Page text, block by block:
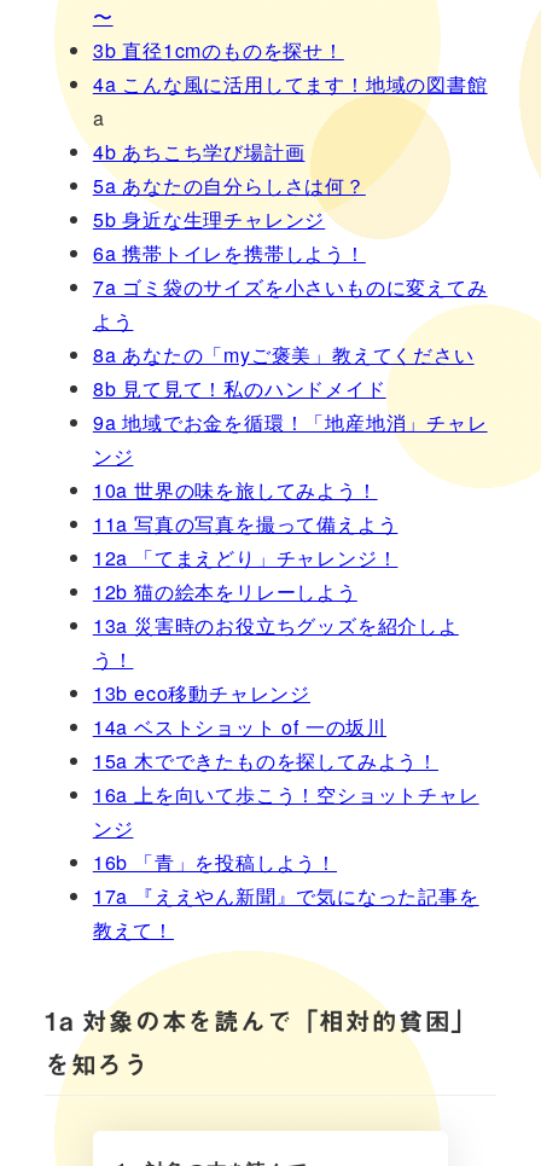
〜
3b 直径1cmのものを探せ！
4a こんな風に活用してます！地域の図書館
a
4b あちこち学び場計画
5a あなたの自分らしさは何？
5b 身近な生理チャレンジ
6a 携帯トイレを携帯しよう！
7a ゴミ袋のサイズを小さいものに変えてみ
よう
8a あなたの「myご褒美」教えてください
8b 見て見て！私のハンドメイド
9a 地域でお金を循環！「地産地消」チャレ
ンジ
10a 世界の味を旅してみよう！
11a 写真の写真を撮って備えよう
12a 「てまえどり」チャレンジ！
12b 猫の絵本をリレーしよう
13a 災害時のお役立ちグッズを紹介しよ
う！
13b eco移動チャレンジ
14a ベストショット of 一の坂川
15a 木でできたものを探してみよう！
16a 上を向いて歩こう！空ショットチャレ
ンジ
16b 「青」を投稿しよう！
17a 『ええやん新聞』で気になった記事を
教えて！
1a 対象の本を読んで「相対的貧困」
を知ろう